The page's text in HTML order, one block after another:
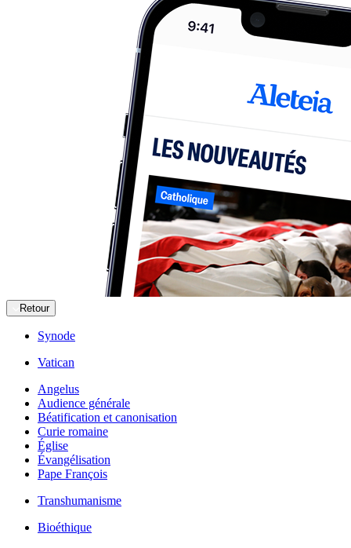
Retour
Synode
Vatican
Angelus
Audience générale
Béatification et canonisation
Curie romaine
Église
Évangélisation
Pape François
Transhumanisme
Bioéthique